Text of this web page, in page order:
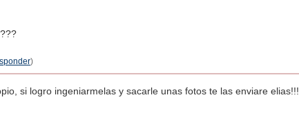
)
si logro ingeniarmelas y sacarle unas fotos te las enviare elias!!!